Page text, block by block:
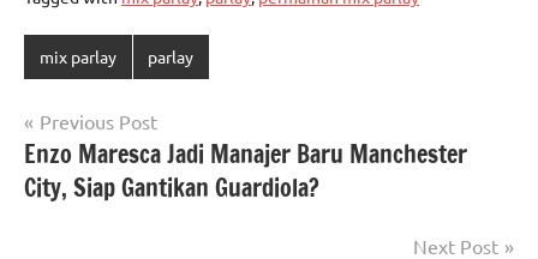
mix parlay parlay
Post
navigation
Previous Post
Enzo Maresca Jadi Manajer Baru Manchester
City, Siap Gantikan Guardiola?
Next Post